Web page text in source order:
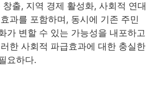
출, 지역 경제 활성화, 사회적 연대
과를 포함하며, 동시에 기존 주민
가 변할 수 있는 가능성을 내포하고
한 사회적 파급효과에 대한 충실한
요하다.